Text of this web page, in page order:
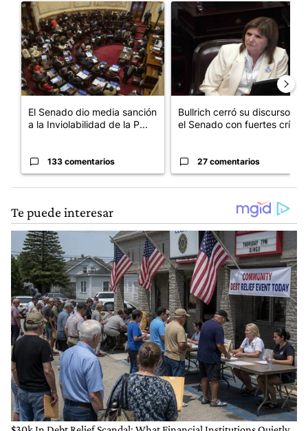
Un artículo de tendencia con el título "El Senado dio media
El Senado dio media sanción
a la Inviolabilidad de la P...
133 comentarios
Un artículo de tendencia
Bullrich cerró su discurso en
el Senado con fuertes crí...
27 comentarios